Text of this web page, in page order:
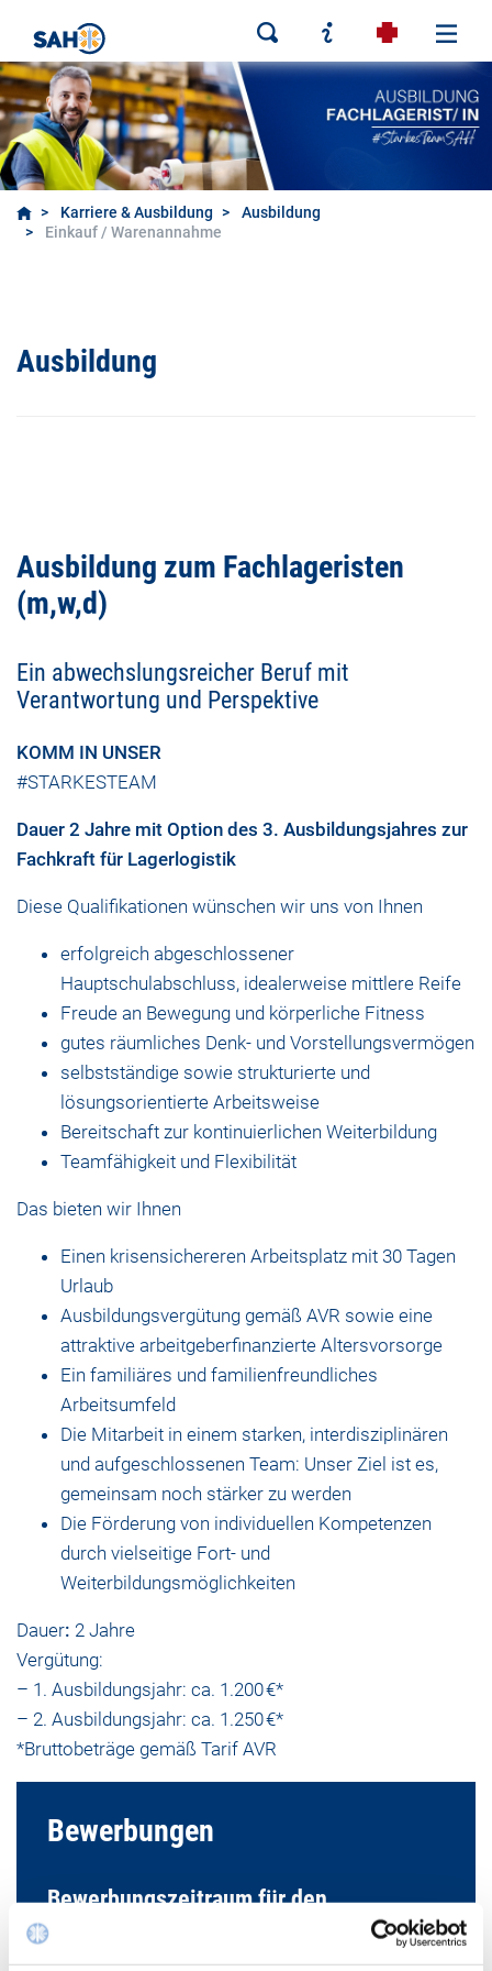
Karriere & Ausbildung
Ausbildung
Einkauf / Warenannahme
Ausbildung
Ausbildung zum Fachlageristen
(m,w,d)
Ein abwechslungsreicher Beruf mit
Verantwortung und Perspektive
KOMM IN UNSER
#STARKESTEAM
Dauer 2 Jahre mit Option des 3. Ausbildungsjahres zur
Fachkraft für Lagerlogistik
Diese Qualifikationen wünschen wir uns von Ihnen
erfolgreich abgeschlossener
Hauptschulabschluss, idealerweise mittlere Reife
Freude an Bewegung und körperliche Fitness
gutes räumliches Denk- und Vorstellungsvermögen
selbstständige sowie strukturierte und
lösungsorientierte Arbeitsweise
Bereitschaft zur kontinuierlichen Weiterbildung
Teamfähigkeit und Flexibilität
Das bieten wir Ihnen
Einen krisensichereren Arbeitsplatz mit 30 Tagen
Urlaub
Ausbildungsvergütung gemäß AVR sowie eine
attraktive arbeitgeberfinanzierte Altersvorsorge
Ein familiäres und familienfreundliches
Arbeitsumfeld
Die Mitarbeit in einem starken, interdisziplinären
und aufgeschlossenen Team: Unser Ziel ist es,
gemeinsam noch stärker zu werden
Die Förderung von individuellen Kompetenzen
durch vielseitige Fort- und
Weiterbildungsmöglichkeiten
Dauer: 2 Jahre
Vergütung:
– 1. Ausbildungsjahr: ca. 1.200 €*
– 2. Ausbildungsjahr: ca. 1.250 €*
*Bruttobeträge gemäß Tarif AVR
Bewerbungen
Bewerbungszeitraum für den
Ausbildungsstart in 2026: